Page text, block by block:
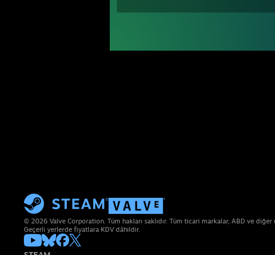
© 2026 Valve Corporation. Tüm hakları saklıdır. Tüm ticari markalar, ABD ve
Geçerli yerlerde fiyatlara KDV dâhildir.